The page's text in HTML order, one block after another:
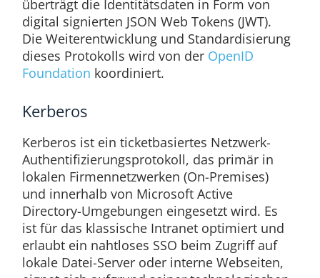
überträgt die Identitätsdaten in Form von
digital signierten JSON Web Tokens (JWT).
Die Weiterentwicklung und Standardisierung
dieses Protokolls wird von der OpenID
Foundation koordiniert.
Kerberos
Kerberos ist ein ticketbasiertes Netzwerk-
Authentifizierungsprotokoll, das primär in
lokalen Firmennetzwerken (On-Premises)
und innerhalb von Microsoft Active
Directory-Umgebungen eingesetzt wird. Es
ist für das klassische Intranet optimiert und
erlaubt ein nahtloses SSO beim Zugriff auf
lokale Datei-Server oder interne Webseiten,